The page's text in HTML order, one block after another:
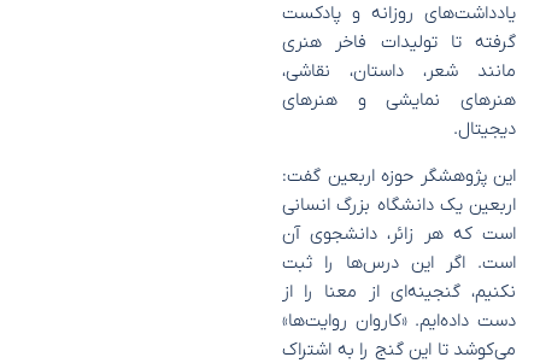
یادداشت‌های روزانه و پادکست
گرفته تا تولیدات فاخر هنری
مانند شعر، داستان، نقاشی،
هنر‌های نمایشی و هنر‌های
دیجیتال.
این پژوهشگر حوزه اربعین گفت:
اربعین یک دانشگاه بزرگ انسانی
است که هر زائر، دانشجوی آن
است. اگر این درس‌ها را ثبت
نکنیم، گنجینه‌ای از معنا را از
دست داده‌ایم. «کاروان روایت‌ها»
می‌کوشد تا این گنج را به اشتراک